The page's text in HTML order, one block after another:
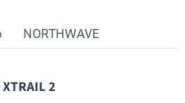
NORTHWAVE
2